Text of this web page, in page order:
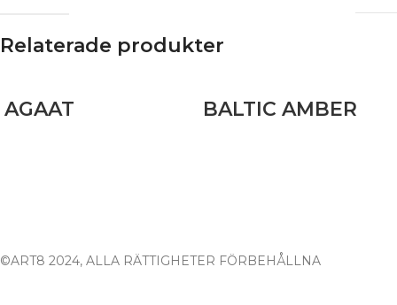
Relaterade produkter
AGAAT BALTIC AMBER
©ART8 2024, ALLA RÄTTIGHETER FÖRBEHÅLLNA